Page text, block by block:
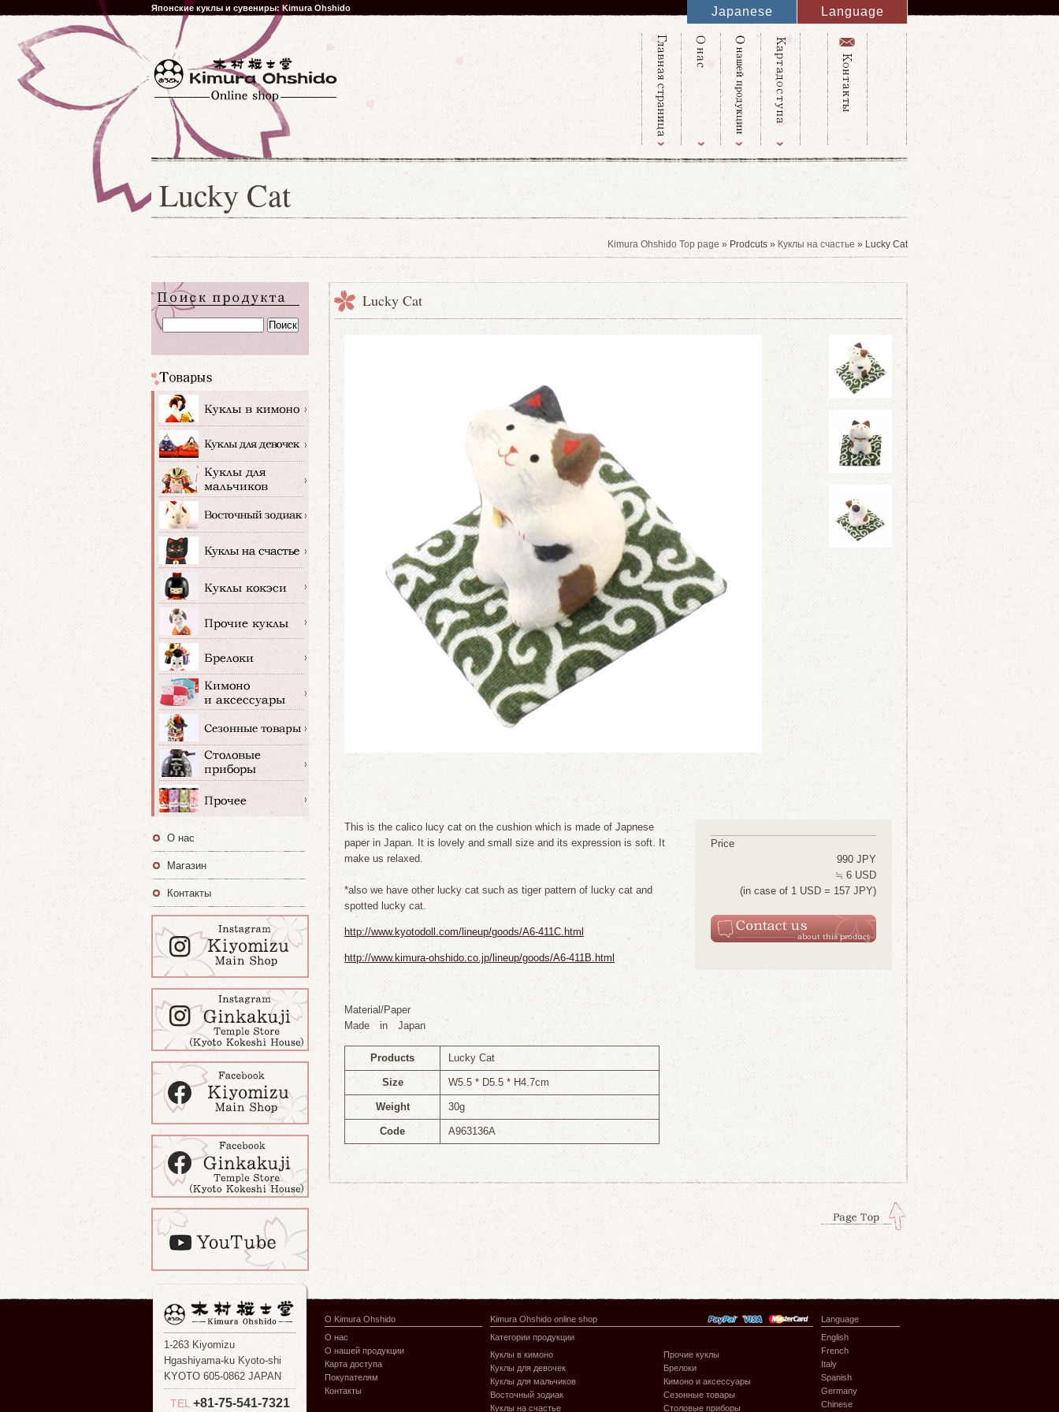
Японские куклы и сувениры: Kimura Ohshido Japanese Language
English
French
Italy
Spanish
Germany
Chinese
Russian
Taiwanese
Korean
Lucky Cat
Kimura Ohshido Top page » Prodcuts » Куклы на счастье » Lucky Cat
Lucky Cat
This is the calico lucy cat on the cushion which is made of Japnese
paper in Japan. It is lovely and small size and its expression is soft. It
make us relaxed.
*also we have other lucky cat such as tiger pattern of lucky cat and
spotted lucky cat.
http://www.kyotodoll.com/lineup/goods/A6-411C.html
http://www.kimura-ohshido.co.jp/lineup/goods/A6-411B.html
Material/Paper
Made in Japan
Products Lucky Cat
Size W5.5 * D5.5 * H4.7cm
Weight 30g
Code A963136A
Price
990 JPY
≒ 6 USD
(in case of 1 USD = 157 JPY)
О нас
Магазин
Контакты
1-263 Kiyomizu
Hgashiyama-ku Kyoto-shi
KYOTO 605-0862 JAPAN
TEL +81-75-541-7321
О Kimura Ohshido
О нас
О нашей продукции
Карта доступа
Покупателям
Контакты
Kimura Ohshido online shop
Категории продукции
Куклы в кимоно
Куклы для девочек
Куклы для мальчиков
Восточный зодиак
Куклы на счастье
Прочие куклы
Брелоки
Кимоно и аксессуары
Сезонные товары
Столовые приборы
Language
English
French
Italy
Spanish
Germany
Chinese